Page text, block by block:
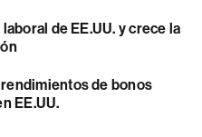
de EE.UU. y crece la
de bonos
EE.UU.